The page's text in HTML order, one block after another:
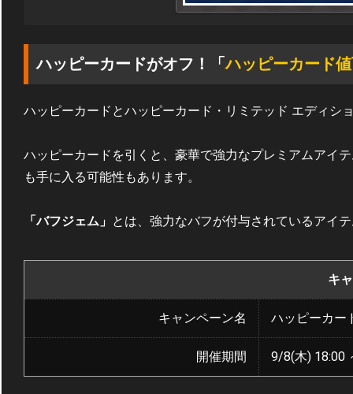
ハッピーカードがオフ！「ハッピーカード
ハッピーカードとハッピーカード・リミテッド エディシ
ハッピーカードを引くと、豪華で強力なプレミアムアイ
も手に入る可能性もあります。
「バフジェム」 とは、強力なバフが付与されているアイ
キ
キャンペーン名 ハッピーカー
開催期間 9/8(木) 18:00